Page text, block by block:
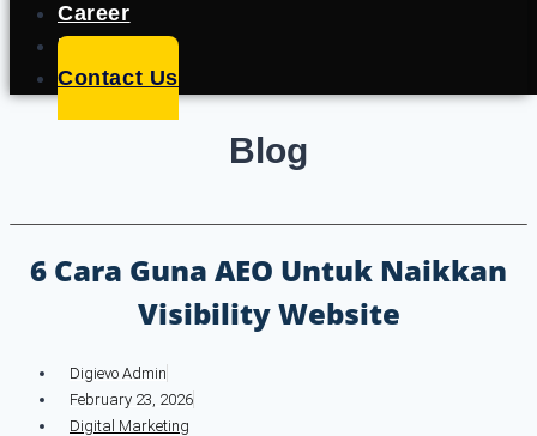
Career
Portfolio
Contact Us
Blog
6 Cara Guna AEO Untuk Naikkan
Visibility Website
Digievo Admin
February 23, 2026
Digital Marketing